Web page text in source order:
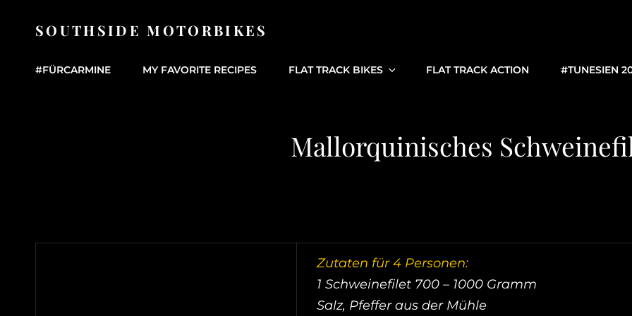
SOUTHSIDE MOTORBIKES
#FÜRCARMINE MY FAVORITE RECIPES FLAT TRACK BIKES FLAT TRACK ACTION #TUNESIEN
Mallorquinisches
Zutaten für 4 Personen:
1 Schweinefilet 700 – 1000 Gramm
Salz, Pfeffer aus der Mühle